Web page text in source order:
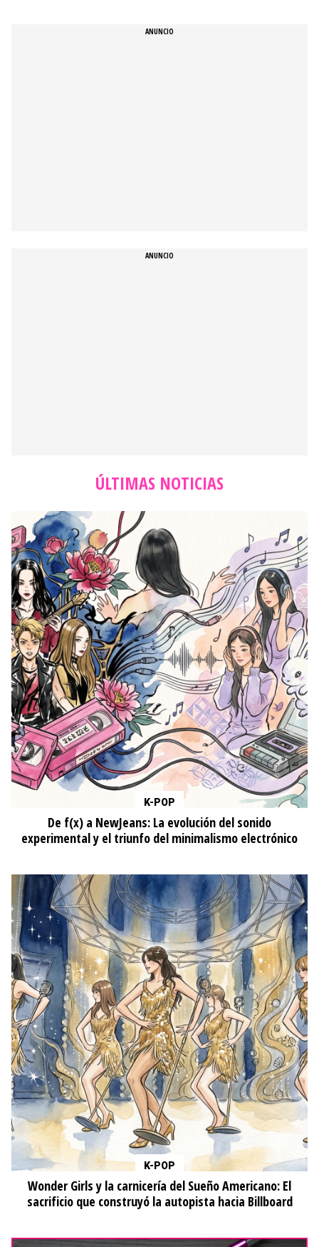
ÚLTIMAS NOTICIAS
K-POP
De f(x) a NewJeans: La evolución del sonido
experimental y el triunfo del minimalismo electrónico
K-POP
Wonder Girls y la carnicería del Sueño Americano: El
sacrificio que construyó la autopista hacia Billboard